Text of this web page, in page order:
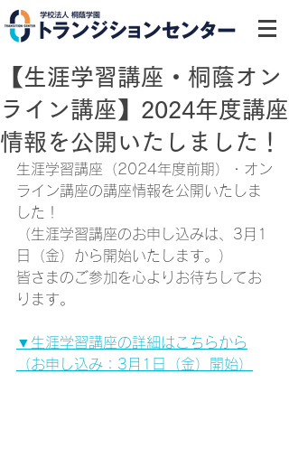
【生涯学習講座・桐蔭オン
ライン講座】2024年度講座
情報を公開いたしました！
生涯学習講座（2024年度前期）・オン
ライン講座の講座情報を公開いたしま
した！
（生涯学習講座のお申し込みは、3月1
日（金）から開始いたします。）
皆さまのご参加を心よりお待ちしてお
ります。
▼生涯学習講座の詳細はこちらから
（お申し込み：3月1日（金）開始）